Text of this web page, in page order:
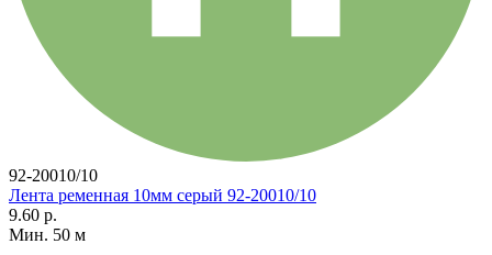
92-20010/10
Лента ременная 10мм серый 92-20010/10
9.60 р.
Мин. 50 м